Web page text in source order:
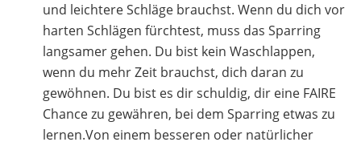
und leichtere Schläge brauchst. Wenn du dich vor
harten Schlägen fürchtest, muss das Sparring
langsamer gehen. Du bist kein Waschlappen,
wenn du mehr Zeit brauchst, dich daran zu
gewöhnen. Du bist es dir schuldig, dir eine FAIRE
Chance zu gewähren, bei dem Sparring etwas zu
lernen.Von einem besseren oder natürlicher